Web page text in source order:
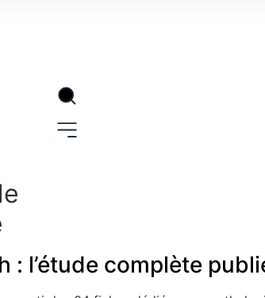
: l’étude complète